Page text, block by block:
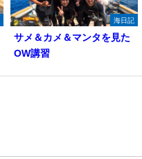
海日記
サメ＆カメ＆マンタを見た
OW講習